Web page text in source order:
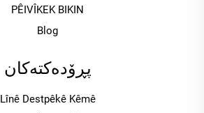
PÊIVÎKEK BIKIN
Blog
پڕۆدەکتەکان
Lînê Destpêkê Kêmê